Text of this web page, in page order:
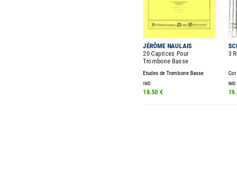
JÉRÔME NAULAIS
20 Caprices Pour
Trombone Basse
3
Etudes de Trombone Basse
IMD IMD
18.50 €